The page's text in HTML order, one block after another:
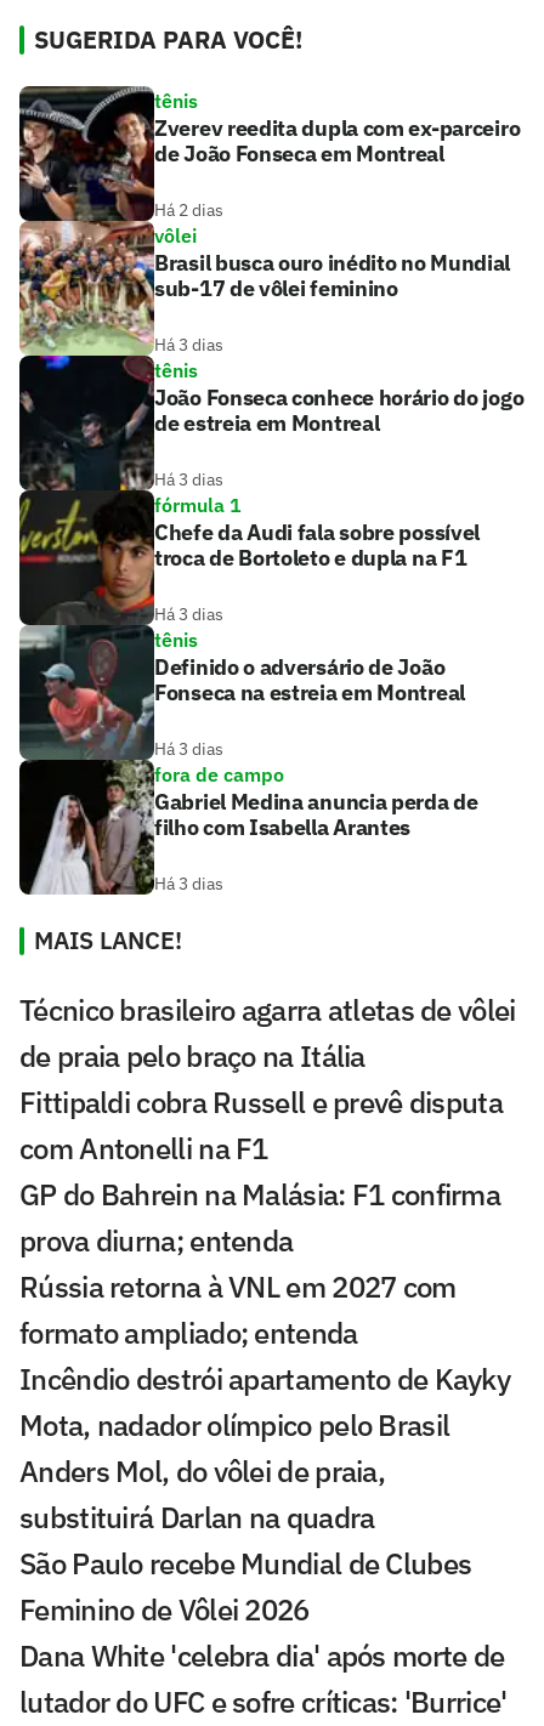
SUGERIDA PARA VOCÊ!
tênis
Zverev reedita dupla com ex-parceiro
de João Fonseca em Montreal
Há 2 dias
vôlei
Brasil busca ouro inédito no Mundial
sub-17 de vôlei feminino
Há 3 dias
tênis
João Fonseca conhece horário do jogo
de estreia em Montreal
Há 3 dias
fórmula 1
Chefe da Audi fala sobre possível
troca de Bortoleto e dupla na F1
Há 3 dias
tênis
Definido o adversário de João
Fonseca na estreia em Montreal
Há 3 dias
fora de campo
Gabriel Medina anuncia perda de
filho com Isabella Arantes
Há 3 dias
MAIS LANCE!
Técnico brasileiro agarra atletas de vôlei
de praia pelo braço na Itália
Fittipaldi cobra Russell e prevê disputa
com Antonelli na F1
GP do Bahrein na Malásia: F1 confirma
prova diurna; entenda
Rússia retorna à VNL em 2027 com
formato ampliado; entenda
Incêndio destrói apartamento de Kayky
Mota, nadador olímpico pelo Brasil
Anders Mol, do vôlei de praia,
substituirá Darlan na quadra
São Paulo recebe Mundial de Clubes
Feminino de Vôlei 2026
Dana White 'celebra dia' após morte de
lutador do UFC e sofre críticas: 'Burrice'